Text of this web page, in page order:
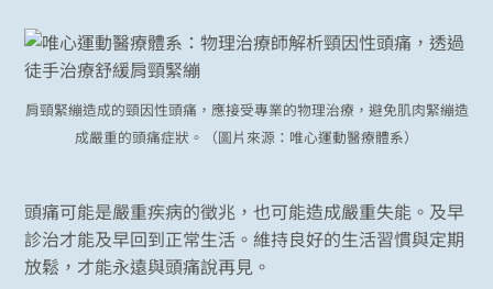
肩頸緊繃造成的頸因性頭痛，應接受專業的物理治療，避免肌肉緊繃造
成嚴重的頭痛症狀。（圖片來源：唯心運動醫療體系）
頭痛可能是嚴重疾病的徵兆，也可能造成嚴重失能。及早
診治才能及早回到正常生活。維持良好的生活習慣與定期
放鬆，才能永遠與頭痛說再見。